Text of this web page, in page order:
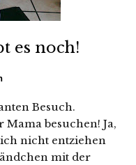
es noch!
Besuch.
besuchen! Ja,
nicht entziehen
mit der